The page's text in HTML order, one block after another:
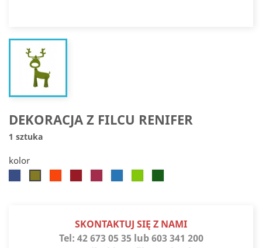
DEKORACJA Z FILCU RENIFER
1 sztuka
kolor
SKONTAKTUJ SIĘ Z NAMI
Tel: 42 673 05 35 lub 603 341 200